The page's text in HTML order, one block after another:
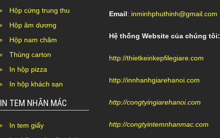
Email: inminhphuthinh@gmail.com
Hệ thống Website của chúng tôi:
http://thietkeinkepfilegiare.com
http://innhanhgiarehanoi.com
http://congtyingiarehanoi.com
http://congtyintemnhanmac.com
Hộp cứng trung thu
Hộp âm dương
Hộp nam châm
Thùng carton
In hộp pizza
In hộp khách sạn
IN TEM NHÃN MÁC
In tem giấy